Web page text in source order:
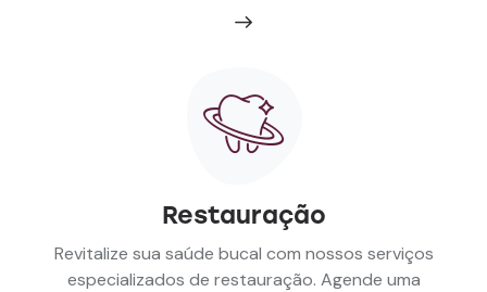
Restauração
Revitalize sua saúde bucal com nossos serviços
especializados de restauração. Agende uma